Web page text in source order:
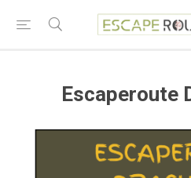
Escaperoute